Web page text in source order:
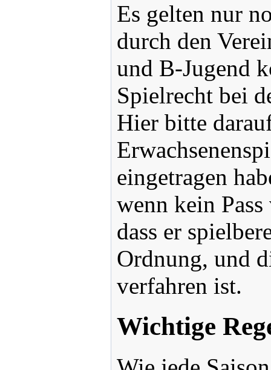
Es gelten nur
durch den
und B-Jugend
Spielrecht bei
Hier bitte
eingetragen
wenn kein
dass er
Ordnung, und
verfahren ist.
Wichtige